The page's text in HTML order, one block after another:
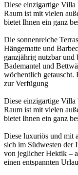
Diese einzigartige Villa
Raum ist mit vielen
bietet Ihnen ein ganz
Die sonnenreiche
Hängematte und
ganzjährig nutzbar und
Bademantel und
wöchentlich getauscht.
zur Verfügung
Diese einzigartige Villa
Raum ist mit vielen
bietet Ihnen ein ganz
Diese luxuriös und mit
sich im Südwesten der
von jeglicher Hektik –
einen entspannten